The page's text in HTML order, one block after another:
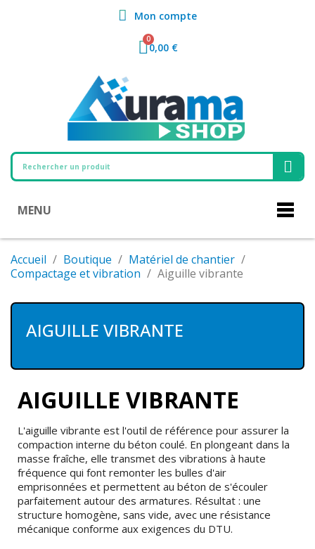
Mon compte
0,00 €
MENU
Accueil Boutique
Matériel de chantier
Compactage et vibration
Aiguille vibrante
AIGUILLE VIBRANTE
AIGUILLE VIBRANTE
L'aiguille vibrante est l'outil de référence pour assurer la
compaction interne du béton coulé. En plongeant dans la
masse fraîche, elle transmet des vibrations à haute
fréquence qui font remonter les bulles d'air
emprisonnées et permettent au béton de s'écouler
parfaitement autour des armatures. Résultat : une
structure homogène, sans vide, avec une résistance
mécanique conforme aux exigences du DTU.